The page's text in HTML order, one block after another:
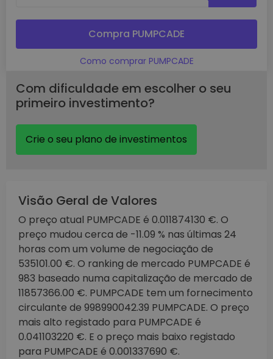
Compra PUMPCADE
Como comprar PUMPCADE
Com dificuldade em escolher o seu
primeiro investimento?
Crie o seu plano de investimentos
Visão Geral de Valores
O preço atual PUMPCADE é 0.011874130 €. O
preço mudou cerca de -11.09 % nas últimas 24
horas com um volume de negociação de
535101.00 €. O ranking de mercado PUMPCADE é
983 baseado numa capitalização de mercado de
11857366.00 €. PUMPCADE tem um fornecimento
circulante de 998990042.39 PUMPCADE. O preço
mais alto registado para PUMPCADE é
0.041103220 €. E o preço mais baixo registado
para PUMPCADE é 0.001337690 €.